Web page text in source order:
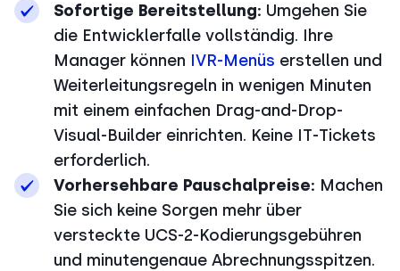
Sofortige Bereitstellung: Umgehen Sie
die Entwicklerfalle vollständig. Ihre
Manager können IVR-Menüs erstellen und
Weiterleitungsregeln in wenigen Minuten
mit einem einfachen Drag-and-Drop-
Visual-Builder einrichten. Keine IT-Tickets
erforderlich.
Vorhersehbare Pauschalpreise: Machen
Sie sich keine Sorgen mehr über
versteckte UCS-2-Kodierungsgebühren
und minutengenaue Abrechnungsspitzen.